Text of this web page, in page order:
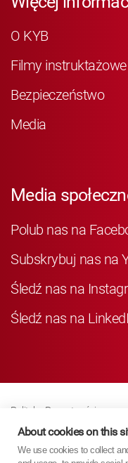
O KYB
Filmy instruktażowe
Bezpieczeństwo
Media
Media
Polub nas na
Subskrybuj nas na
Śledź nas na
Śledź nas na
Polityka Prywatności
Business Partner Privacy
Polityka Dotycząca Plików
About cookies on this
We use cookies to collect